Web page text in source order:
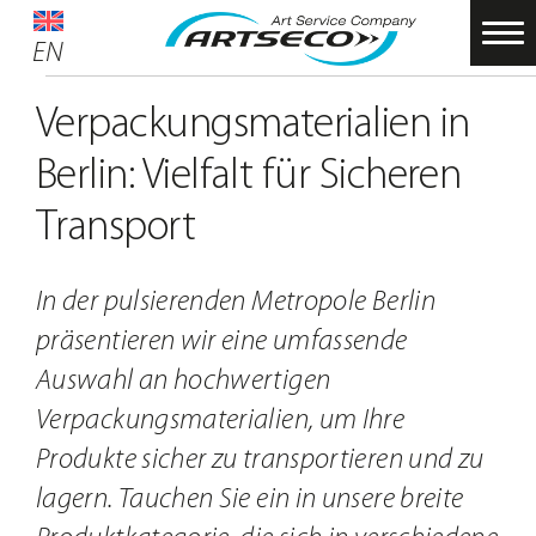
Zum
Inhalt
EN
EN
Verpackungsmaterialien in
Berlin: Vielfalt für Sicheren
Transport
In der pulsierenden Metropole Berlin
präsentieren wir eine umfassende
Auswahl an hochwertigen
Verpackungsmaterialien, um Ihre
Produkte sicher zu transportieren und zu
lagern. Tauchen Sie ein in unsere breite
Service
Über uns
Partner
Nachhaltigkeit
Material-SHOP
Foto Raum
Schulungen
ARTSECO Blog – Stories und Infos